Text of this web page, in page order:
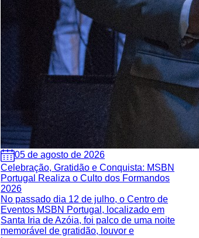
05 de agosto de 2026
Celebração, Gratidão e Conquista: MSBN
Portugal Realiza o Culto dos Formandos
2026
No passado dia 12 de julho, o Centro de
Eventos MSBN Portugal, localizado em
Santa Iria de Azóia, foi palco de uma noite
memorável de gratidão, louvor e